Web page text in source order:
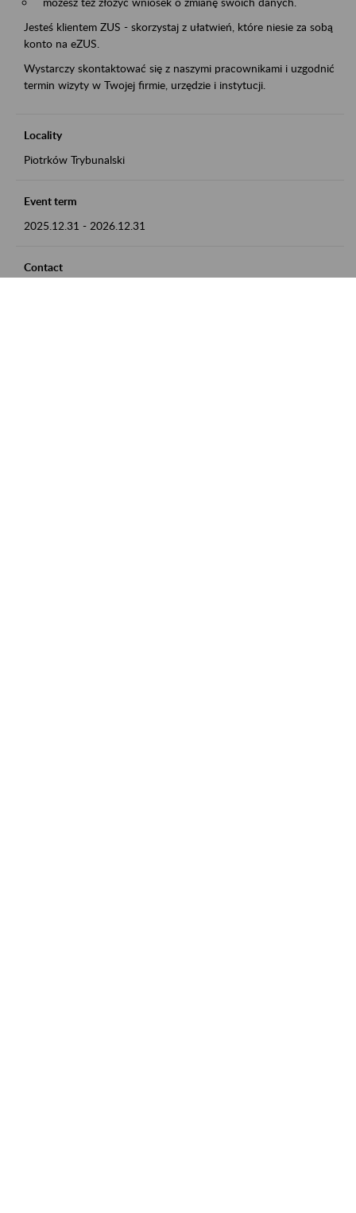
Jesteś klientem ZUS - skorzystaj z ułatwień, które niesie za sobą
konto na eZUS.
Wystarczy skontaktować się z naszymi pracownikami i uzgodnić
termin wizyty w Twojej firmie, urzędzie i instytucji.
Locality
Piotrków Trybunalski
Event term
2025.12.31 - 2026.12.31
Contact